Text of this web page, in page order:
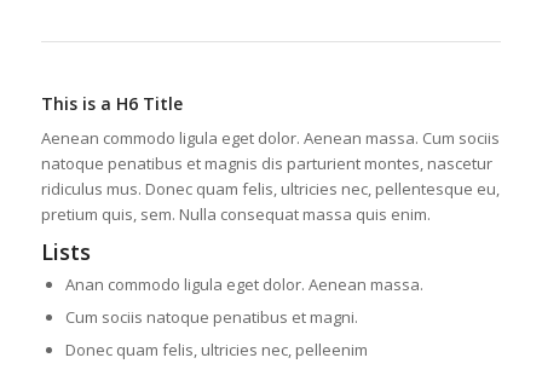
This is a H6 Title
Aenean commodo ligula eget dolor. Aenean massa. Cum sociis
natoque penatibus et magnis dis parturient montes, nascetur
ridiculus mus. Donec quam felis, ultricies nec, pellentesque eu,
pretium quis, sem. Nulla consequat massa quis enim.
Lists
Anan commodo ligula eget dolor. Aenean massa.
Cum sociis natoque penatibus et magni.
Donec quam felis, ultricies nec, pelleenim